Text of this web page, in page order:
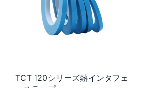
TCT 120シリーズ熱インタフェ